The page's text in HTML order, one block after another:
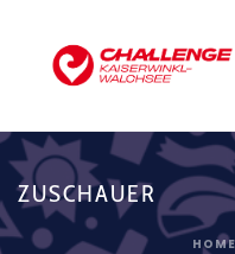
ZUSCHAUER
HOME